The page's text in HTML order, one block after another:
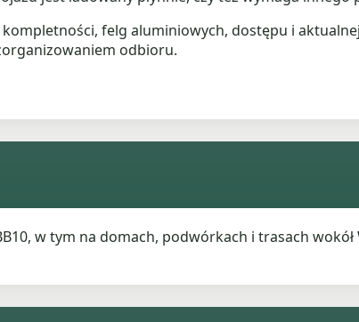
kompletności, felg aluminiowych, dostępu i
odbioru.
w tym na domach, podwórkach i trasach